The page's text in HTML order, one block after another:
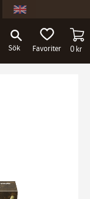
FAVORITER0kr